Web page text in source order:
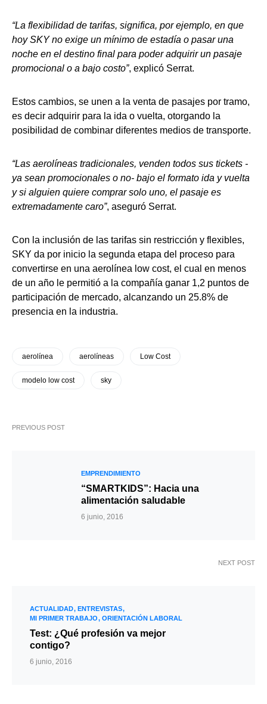
“La flexibilidad de tarifas, significa, por ejemplo, en que
hoy SKY no exige un mínimo de estadía o pasar una
noche en el destino final para poder adquirir un pasaje
promocional o a bajo costo”, explicó Serrat.
Estos cambios, se unen a la venta de pasajes por tramo,
es decir adquirir para la ida o vuelta, otorgando la
posibilidad de combinar diferentes medios de transporte.
“Las aerolíneas tradicionales, venden todos sus tickets -
ya sean promocionales o no- bajo el formato ida y vuelta
y si alguien quiere comprar solo uno, el pasaje es
extremadamente caro”, aseguró Serrat.
Con la inclusión de las tarifas sin restricción y flexibles,
SKY da por inicio la segunda etapa del proceso para
convertirse en una aerolínea low cost, el cual en menos
de un año le permitió a la compañía ganar 1,2 puntos de
participación de mercado, alcanzando un 25.8% de
presencia en la industria.
aerolínea aerolíneas Low Cost
modelo low cost sky
PREVIOUS POST
EMPRENDIMIENTO
“SMARTKIDS”: Hacia una
alimentación saludable
6 junio, 2016
NEXT POST
ACTUALIDAD ENTREVISTAS
MI PRIMER TRABAJO
ORIENTACIÓN LABORAL
Test: ¿Qué profesión va mejor
contigo?
6 junio, 2016